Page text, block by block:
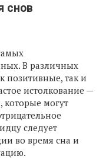
снов
В различных
позитивные, так и
истолкование —
могут
следует
во время сна и